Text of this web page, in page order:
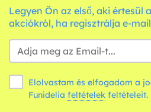
Legyen Ön az első, aki értesül
akciókról, ha regisztrálja e-
Elolvastam és elfogadom a
Funidelia feltételek feltételeit.